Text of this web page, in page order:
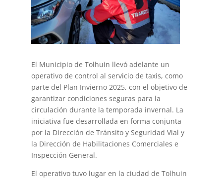
El Municipio de Tolhuin llevó adelante un
operativo de control al servicio de taxis, como
parte del Plan Invierno 2025, con el objetivo de
garantizar condiciones seguras para la
circulación durante la temporada invernal. La
iniciativa fue desarrollada en forma conjunta
por la Dirección de Tránsito y Seguridad Vial y
la Dirección de Habilitaciones Comerciales e
Inspección General.
El operativo tuvo lugar en la ciudad de Tolhuin